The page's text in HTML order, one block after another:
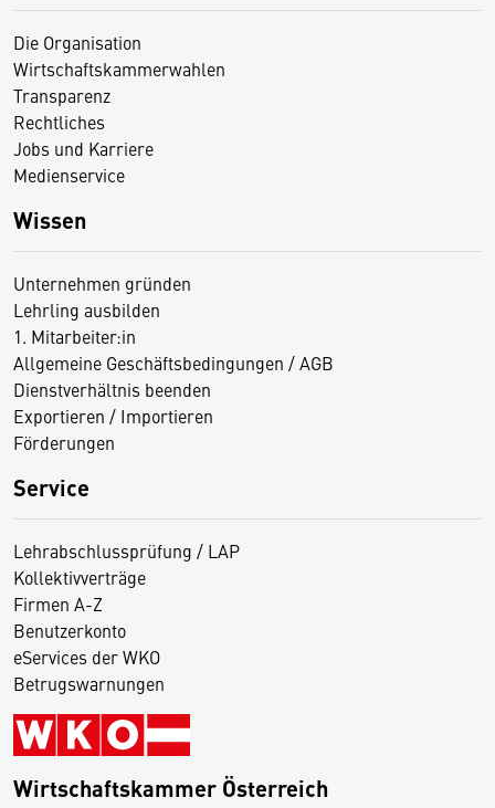
Die Organisation
Wirtschaftskammerwahlen
Transparenz
Rechtliches
Jobs und Karriere
Medienservice
Wissen
Unternehmen gründen
Lehrling ausbilden
1. Mitarbeiter:in
Allgemeine Geschäftsbedingungen / AGB
Dienstverhältnis beenden
Exportieren / Importieren
Förderungen
Service
Lehrabschlussprüfung / LAP
Kollektivverträge
Firmen A-Z
Benutzerkonto
eServices der WKO
Betrugswarnungen
Wirtschaftskammer Österreich